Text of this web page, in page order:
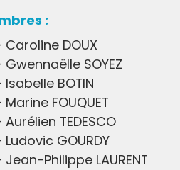
Caroline DOUX
Gwennaëlle SOYEZ
Isabelle BOTIN
Marine FOUQUET
Aurélien TEDESCO
Ludovic GOURDY
Jean-Philippe LAURENT